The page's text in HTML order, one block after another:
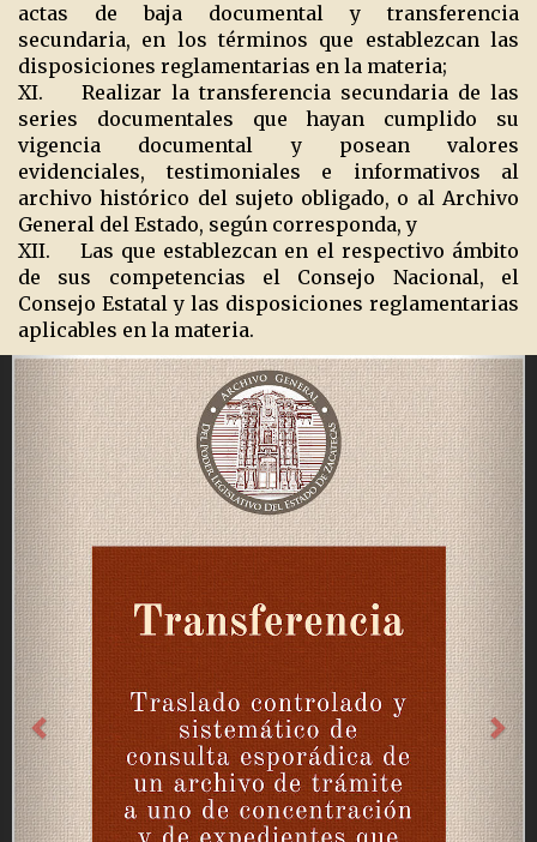
actas de baja documental y transferencia
secundaria, en los términos que establezcan las
disposiciones reglamentarias en la materia;
XI. Realizar la transferencia secundaria de las
series documentales que hayan cumplido su
vigencia documental y posean valores
evidenciales, testimoniales e informativos al
archivo histórico del sujeto obligado, o al Archivo
General del Estado, según corresponda, y
XII. Las que establezcan en el respectivo ámbito
de sus competencias el Consejo Nacional, el
Consejo Estatal y las disposiciones reglamentarias
aplicables en la materia.
Previous